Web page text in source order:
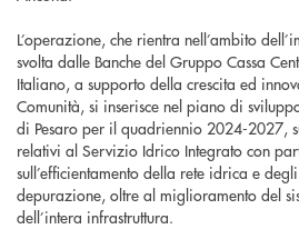
L’operazione, che rientra nell’ambito
svolta dalle Banche del Gruppo Cassa
Italiano, a supporto della crescita ed
Comunità, si inserisce nel piano di
di Pesaro per il quadriennio 2024-2027,
relativi al Servizio Idrico Integrato con
sull’efficientamento della rete idrica e
depurazione, oltre al miglioramento del
dell’intera infrastruttura.